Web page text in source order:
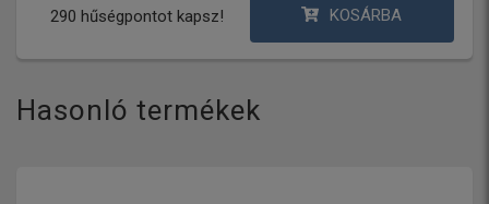
290 hűségpontot kapsz! KOSÁRBA
Hasonló termékek